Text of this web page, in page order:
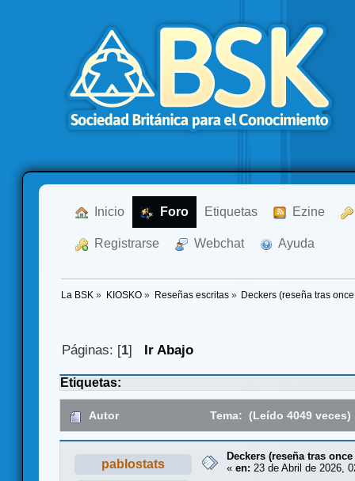
Inicio Foro Etiquetas Ezine
Registrarse Webchat Ayuda
La BSK » KIOSKO» Reseñas escritas» Deckers (reseña tras
Páginas: [1] Ir Abajo
Etiquetas:
Autor Tema: (Leído 4049 veces)
pablostats
Deckers (reseña tras
« en: 23 de Abril de 2026,